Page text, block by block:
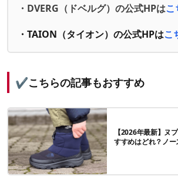
・DVERG（ドベルグ）の公式HPはこ
・TAION（タイオン）の公式HPはこ
✔️こちらの記事もおすすめ
【2026年最新】ヌ
すすめはどれ？ノ